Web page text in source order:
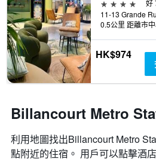
4星級
好
0.5公里 距離市
HK$974
Billancourt Metro
利用地圖找出Billancourt Metro
點附近的住宿。 用戶可以點擊酒